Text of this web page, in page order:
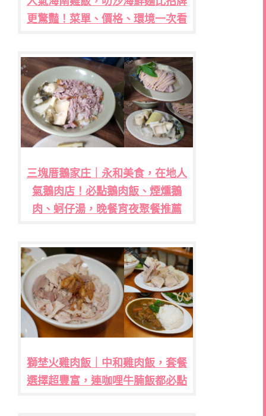
更驚豔！菜單、價格、環境一次看
三塊厝鵝家庄｜永和美食，在地人
氣鵝肉店！必點鵝肉飯、煙燻鵝
肉、蚵仔湯，晚餐宵夜聚餐推薦
獅埜火雞肉飯｜中和雞肉飯，套餐
選擇超豐富，連咖哩牛腩飯都必點